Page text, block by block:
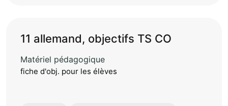
11 allemand, objectifs TS CO
Matériel pédagogique
fiche d'obj. pour les élèves